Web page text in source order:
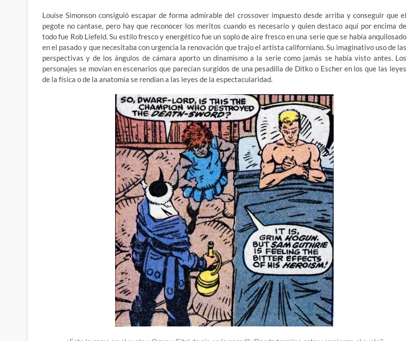
Louise Simonson consiguió escapar de forma admirable del crossover impuesto desde arriba y conseguir que el
pegote no cantase, pero hay que reconocer los meritos cuando es necesario y quien destaco aquí por encima de
todo fue Rob Liefeld. Su estilo fresco y energético fue un soplo de aire fresco en una serie que se había anquilosado
en el pasado y que necesitaba con urgencia la renovación que trajo el artista californiano. Su imaginativo uso de las
perspectivas y de los ángulos de cámara aporto un dinamismo a la serie como jamás se había visto antes. Los
personajes se movían en escenarios que parecían surgidos de una pesadilla de Ditko o Escher en los que las leyes
de la física o de la anatomía se rendían a las leyes de la espectacularidad.